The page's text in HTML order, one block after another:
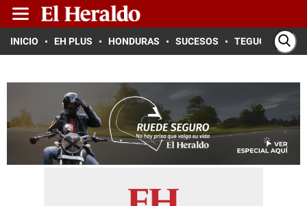
INICIO EH PLUS HONDURAS SUCESOS TEGUCIGALPA